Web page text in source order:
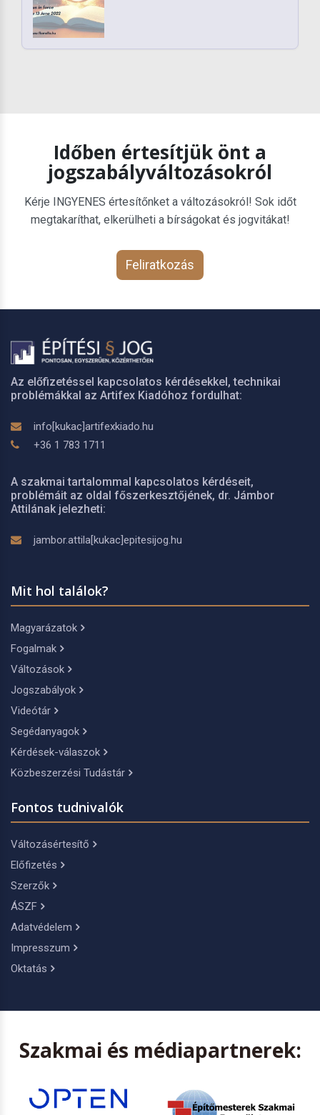
Időben értesítjük önt a
jogszabályváltozásokról
Kérje INGYENES értesítőnket a változásokról! Sok időt
megtakaríthat, elkerülheti a bírságokat és jogvitákat!
Feliratkozás
Az előfizetéssel kapcsolatos kérdésekkel, technikai
problémákkal az Artifex Kiadóhoz fordulhat:
info[kukac]artifexkiado.hu
+36 1 783 1711
A szakmai tartalommal kapcsolatos kérdéseit,
problémáit az oldal főszerkesztőjének, dr. Jámbor
Attilának jelezheti:
jambor.attila[kukac]epitesijog.hu
Mit hol találok?
Magyarázatok
Fogalmak
Változások
Jogszabályok
Videótár
Segédanyagok
Kérdések-válaszok
Közbeszerzési Tudástár
Fontos tudnivalók
Változásértesítő
Előfizetés
Szerzők
ÁSZF
Adatvédelem
Impresszum
Oktatás
Szakmai és médiapartnerek: